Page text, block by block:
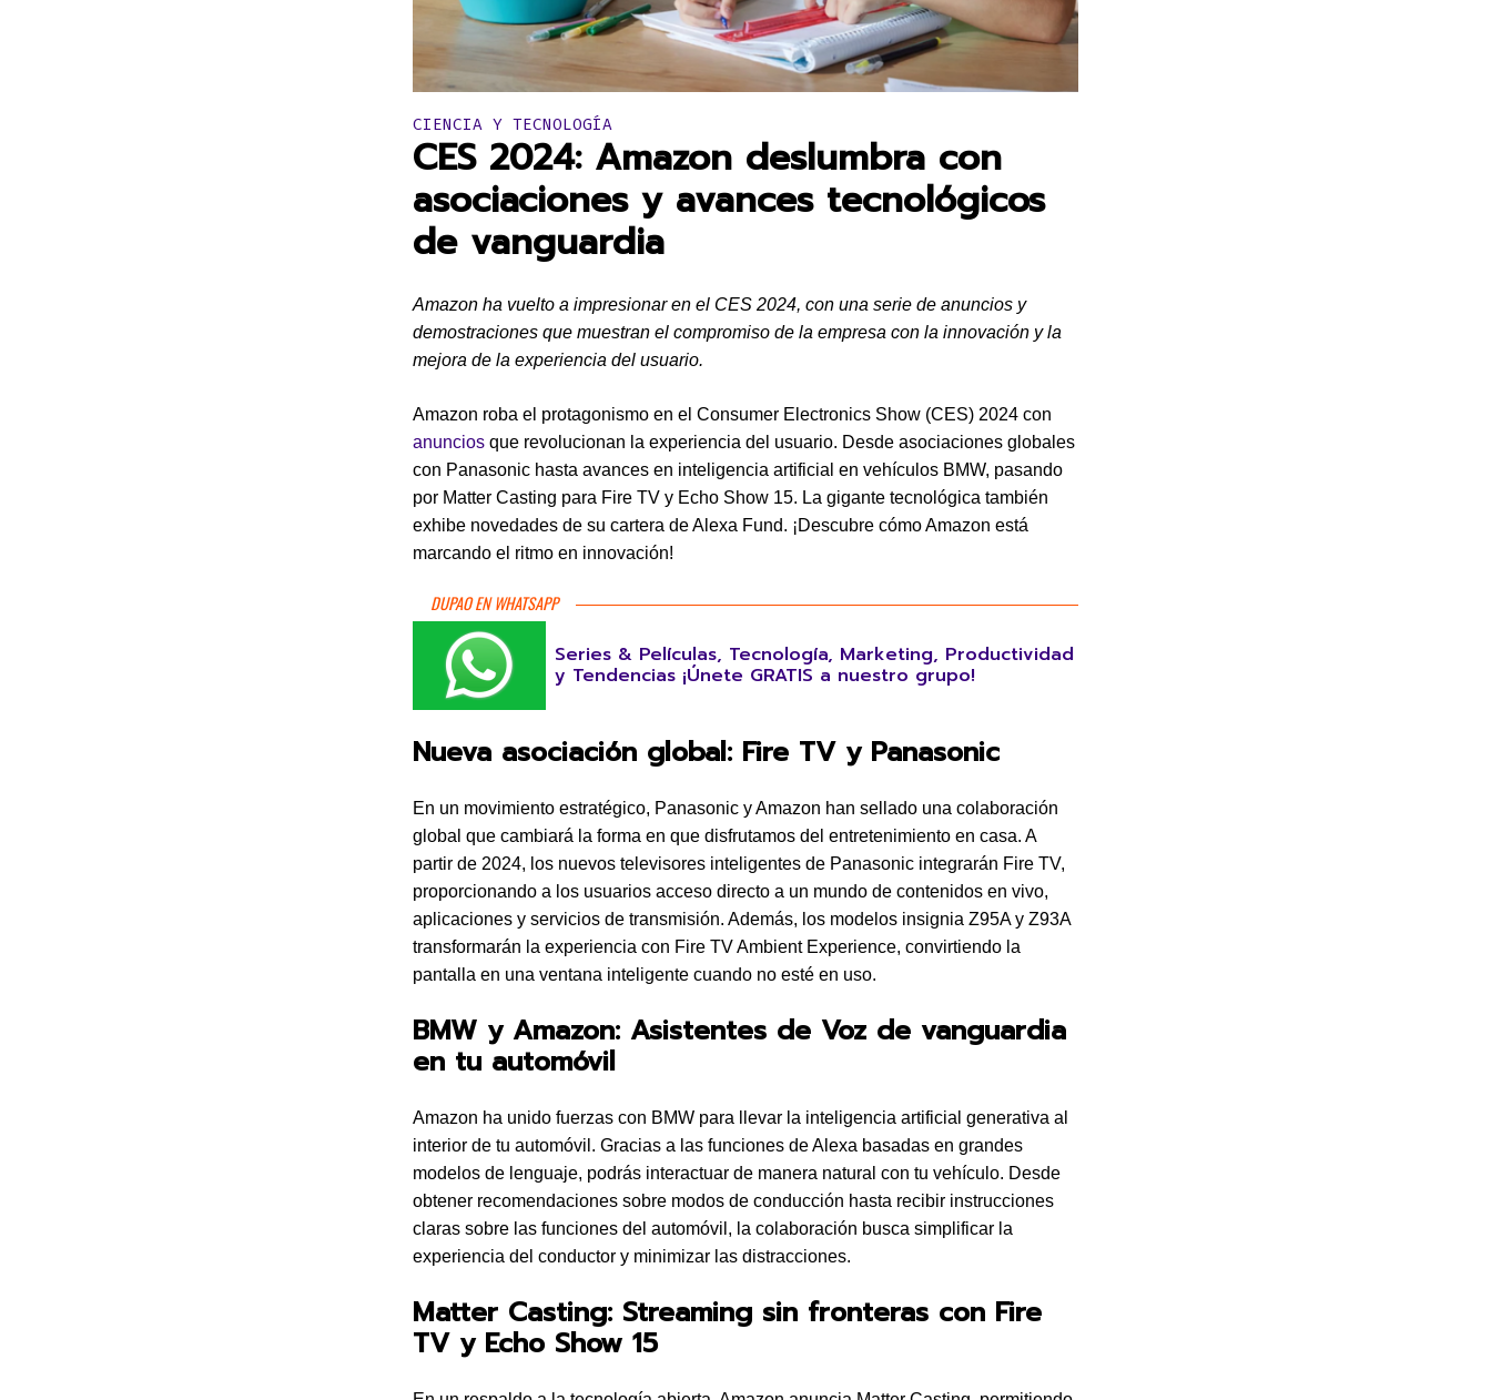
Publicado en:
CIENCIA Y TECNOLOGÍA
CES 2024: Amazon deslumbra con
asociaciones y avances tecnológicos
de vanguardia
Amazon ha vuelto a impresionar en el CES 2024, con una serie de anuncios y
demostraciones que muestran el compromiso de la empresa con la innovación y la
mejora de la experiencia del usuario.
Amazon roba el protagonismo en el Consumer Electronics Show (CES) 2024 con
anuncios que revolucionan la experiencia del usuario. Desde asociaciones globales
con Panasonic hasta avances en inteligencia artificial en vehículos BMW, pasando
por Matter Casting para Fire TV y Echo Show 15. La gigante tecnológica también
exhibe novedades de su cartera de Alexa Fund. ¡Descubre cómo Amazon está
marcando el ritmo en innovación!
DUPAO EN WHATSAPP
Series & Películas, Tecnología, Marketing, Productividad
y Tendencias ¡Únete GRATIS a nuestro grupo!
Nueva asociación global: Fire TV y Panasonic
En un movimiento estratégico, Panasonic y Amazon han sellado una colaboración
global que cambiará la forma en que disfrutamos del entretenimiento en casa. A
partir de 2024, los nuevos televisores inteligentes de Panasonic integrarán Fire TV,
proporcionando a los usuarios acceso directo a un mundo de contenidos en vivo,
aplicaciones y servicios de transmisión. Además, los modelos insignia Z95A y Z93A
transformarán la experiencia con Fire TV Ambient Experience, convirtiendo la
pantalla en una ventana inteligente cuando no esté en uso.
BMW y Amazon: Asistentes de Voz de vanguardia
en tu automóvil
Amazon ha unido fuerzas con BMW para llevar la inteligencia artificial generativa al
interior de tu automóvil. Gracias a las funciones de Alexa basadas en grandes
modelos de lenguaje, podrás interactuar de manera natural con tu vehículo. Desde
obtener recomendaciones sobre modos de conducción hasta recibir instrucciones
claras sobre las funciones del automóvil, la colaboración busca simplificar la
experiencia del conductor y minimizar las distracciones.
Matter Casting: Streaming sin fronteras con Fire
TV y Echo Show 15